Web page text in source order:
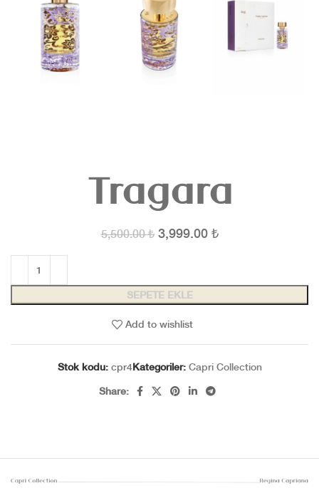
Tragara
5,500.00₺ 3,999.00 ₺
SEPETE EKLE
Add to wishlist
Stok kodu: cpr4Kategoriler: Capri Collection
Share: